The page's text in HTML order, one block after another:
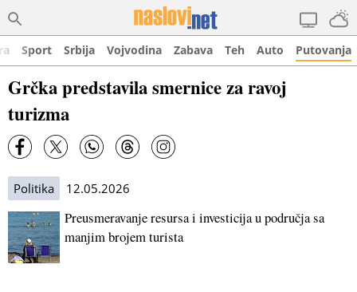
Sport Srbija Vojvodina Zabava Teh Auto Putovanja
Grčka predstavila smernice za ravoj
turizma
Politika 12.05.2026
Preusmeravanje resursa i investicija u područja sa
manjim brojem turista